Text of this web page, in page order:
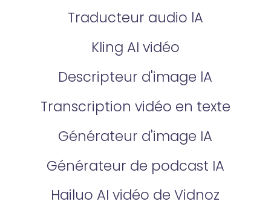
Traducteur audio lA
Kling AI vidéo
Descripteur d'image lA
Transcription vidéo en texte
Générateur d'image IA
Générateur de podcast IA
Hailuo AI vidéo de Vidnoz